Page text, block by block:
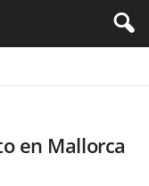
en Mallorca